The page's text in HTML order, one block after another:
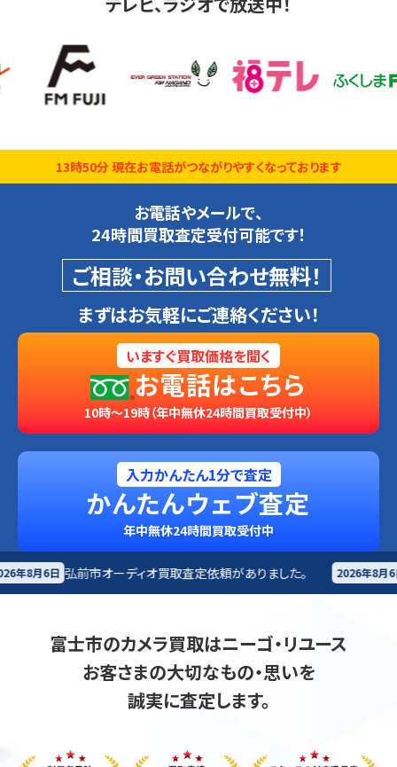
13時50分 現在お電話がつながりやすくなっております
お電話やメールで、
24時間買取査定受付可能です！
ご相談・お問い合わせ無料！
まずはお気軽にご連絡ください！
いますぐ買取価格を聞く
お電話はこちら
10時～19時（年中無休24時間買取受付中）
入力かんたん1分で査定
かんたんウェブ査定
年中無休24時間買取受付中
ィオ買取査定依頼がありました。 2026年8月6日 伊達市 楽器買取査
富士市のカメラ買取はニーゴ・リユース
お客さまの大切なもの・思いを
誠実に査定します。